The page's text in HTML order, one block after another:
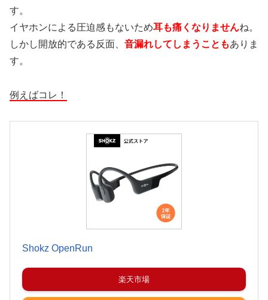
す。
イヤホンによる圧迫感もないため耳も痛くなりませんね。
しかし開放的である反面、 音漏れしてしまうこともありま
す。
例えばコレ！
Shokz OpenRun
楽天市場